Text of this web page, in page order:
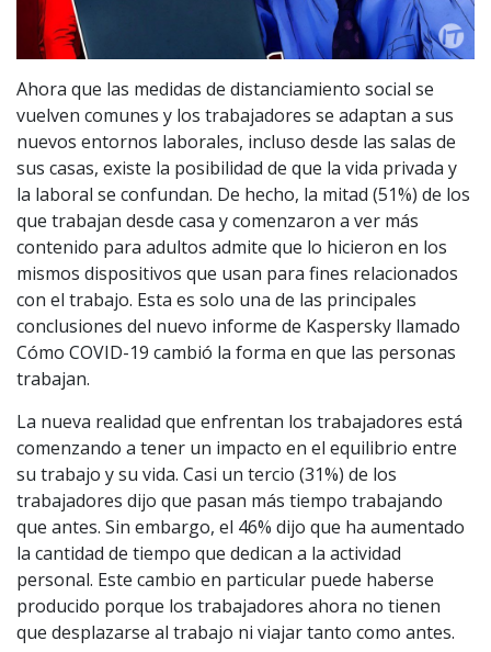
Ahora que las medidas de distanciamiento social se
vuelven comunes y los trabajadores se adaptan a sus
nuevos entornos laborales, incluso desde las salas de
sus casas, existe la posibilidad de que la vida privada y
la laboral se confundan. De hecho, la mitad (51%) de los
que trabajan desde casa y comenzaron a ver más
contenido para adultos admite que lo hicieron en los
mismos dispositivos que usan para fines relacionados
con el trabajo. Esta es solo una de las principales
conclusiones del nuevo informe de Kaspersky llamado
Cómo COVID-19 cambió la forma en que las personas
trabajan.
La nueva realidad que enfrentan los trabajadores está
comenzando a tener un impacto en el equilibrio entre
su trabajo y su vida. Casi un tercio (31%) de los
trabajadores dijo que pasan más tiempo trabajando
que antes. Sin embargo, el 46% dijo que ha aumentado
la cantidad de tiempo que dedican a la actividad
personal. Este cambio en particular puede haberse
producido porque los trabajadores ahora no tienen
que desplazarse al trabajo ni viajar tanto como antes.